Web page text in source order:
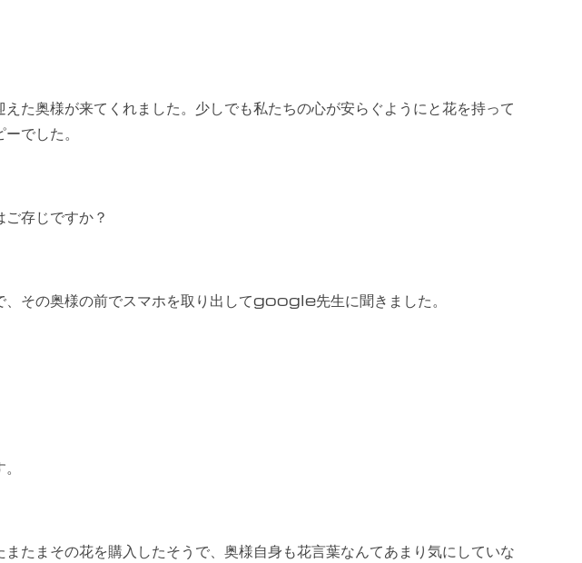
た奥様が来てくれました。少しでも私たちの心が安らぐようにと花を持って
でした。
存じですか？
、その奥様の前でスマホを取り出してgoogle先生に聞きました。
たまその花を購入したそうで、奥様自身も花言葉なんてあまり気にしていな